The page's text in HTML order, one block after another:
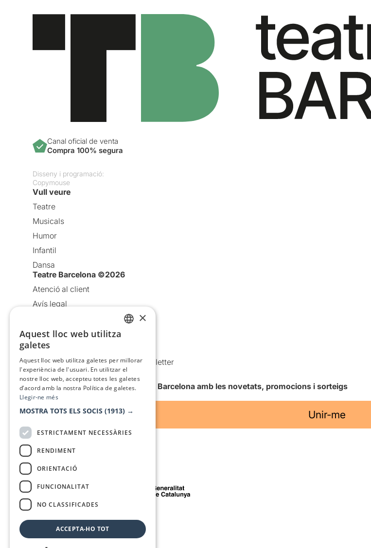
Canal oficial de venta
Compra 100% segura
Disseny i programació:
Copymouse
Vull veure
Teatre
Musicals
Humor
Infantil
Dansa
Teatre Barcelona ©2026
Atenció al client
Avís legal
Política de cookies
Condicions d’ús
Comunicacions comercials i Newsletter
Anuncia’t
Vull rebre la newsletter de Teatre Barcelona amb les novetats, promocions i sorteigs
Unir-me
Amb el suport de
Mitjà de comunicació associat a
×
Aquest lloc web utilitza
galetes
Aquest lloc web utilitza galetes per millorar
l'experiència de l'usuari. En utilitzar el
nostre lloc web, accepteu totes les galetes
d’acord amb la nostra Política de galetes.
Llegir-ne més
MOSTRA TOTS ELS SOCIS (1913) →
ESTRICTAMENT NECESSÀRIES
RENDIMENT
ORIENTACIÓ
FUNCIONALITAT
NO CLASSIFICADES
ACCEPTA-HO TOT